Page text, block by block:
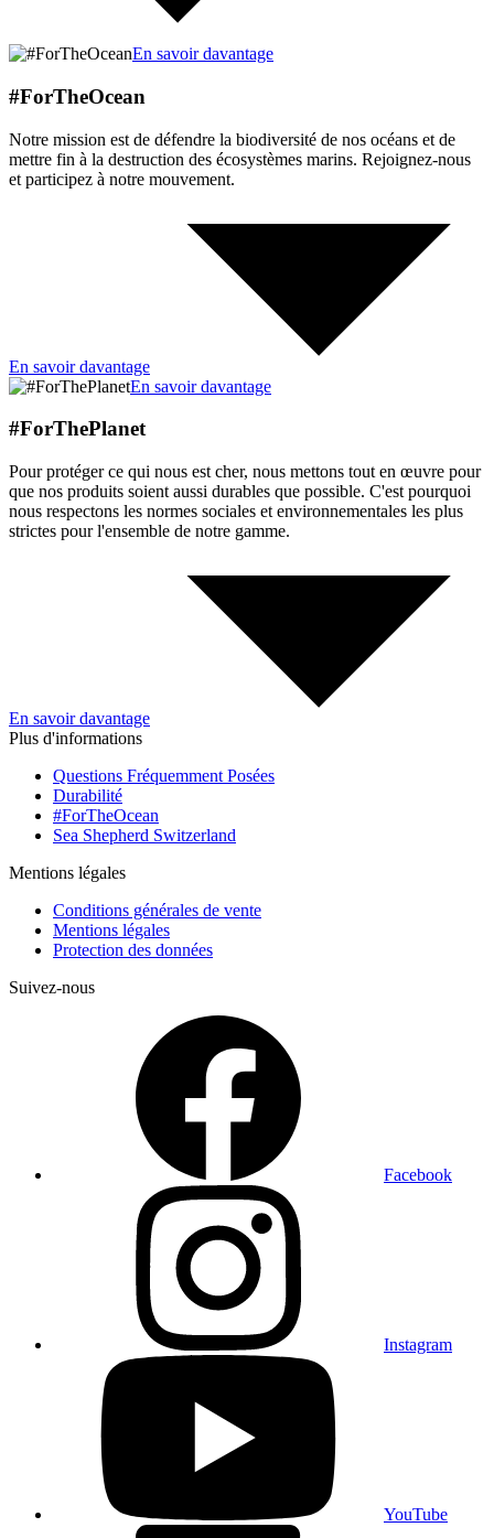
En savoir davantage
#ForTheOcean
Notre mission est de défendre la biodiversité de nos océans et de
mettre fin à la destruction des écosystèmes marins. Rejoignez-nous
et participez à notre mouvement.
En savoir davantage
En savoir davantage
#ForThePlanet
Pour protéger ce qui nous est cher, nous mettons tout en œuvre pour
que nos produits soient aussi durables que possible. C'est pourquoi
nous respectons les normes sociales et environnementales les plus
strictes pour l'ensemble de notre gamme.
En savoir davantage
Plus d'informations
Questions Fréquemment Posées
Durabilité
#ForTheOcean
Sea Shepherd Switzerland
Mentions légales
Conditions générales de vente
Mentions légales
Protection des données
Suivez-nous
Facebook
Instagram
YouTube